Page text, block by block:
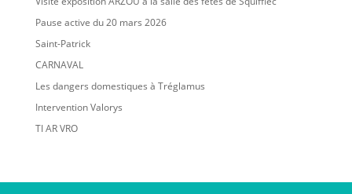
Pause active du 20 mars 2026
Saint-Patrick
CARNAVAL
Les dangers domestiques à Tréglamus
Intervention Valorys
TI AR VRO